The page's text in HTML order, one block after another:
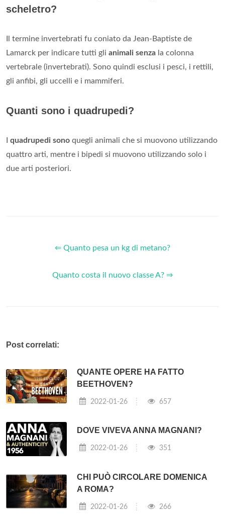
scheletro?
Il termine invertebrati fu coniato da Jean-Baptiste de
Lamarck per indicare tutti gli animali senza la colonna
vertebrale (invertebrati). Sono quindi esclusi i pesci, i rettili,
gli anfibi, gli uccelli e i mammiferi.
Quanti sono i quadrupedi?
quadrupedi sono quegli animali che si muovono utilizzando
quattro arti, mentre i bipedi si muovono utilizzando solo i
due arti posteriori.
⇐ Quanto pesa un kg di metano?
Quanto costa il nuovo classe A? ⇒
Post correlati:
QUANTE OPERE HA FATTO
BEETHOVEN?
2022-01-26 657
DOVE VIVEVA ANNA MAGNANI?
2022-01-26 351
CHI PUÒ CIRCOLARE DOMENICA
A ROMA?
2022-01-26 266